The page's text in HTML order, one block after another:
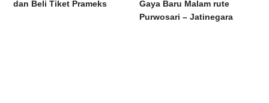
dan Beli Tiket Prameks
Gaya Baru Malam rute
Purwosari – Jatinegara